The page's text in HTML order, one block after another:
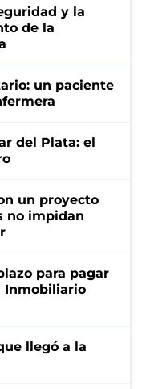
y la
de la
un paciente
del Plata: el
un proyecto
no impidan
para pagar
Inmobiliario
llegó a la